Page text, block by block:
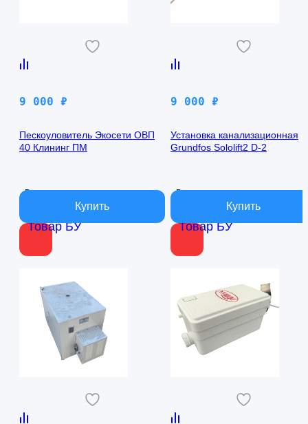
Товар БУ
9 000 ₽
Пескоуловитель Экосети ОВП
40 Клининг ПМ
В наличии
Товар БУ
9 000 ₽
Установка канализационная
Grundfos Sololift2 D-2
В наличии